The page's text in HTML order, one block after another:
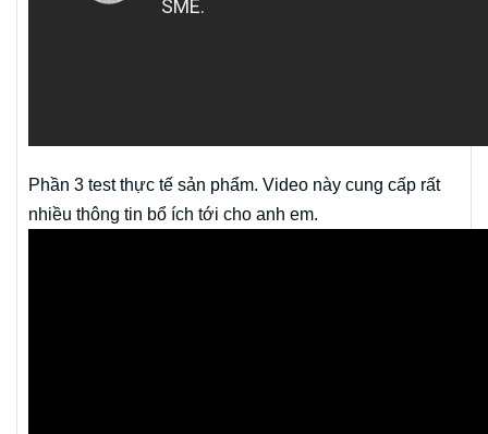
Phần 3 test thực tế sản phẩm. Video này cung cấp rất
nhiều thông tin bổ ích tới cho anh em.